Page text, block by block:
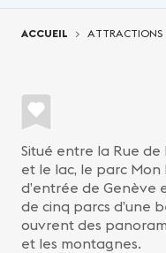
ACCUEIL ATTRACTIONS
Situé entre la Rue de
et le lac, le parc
d’entrée de Genève
de cinq parcs d’une
ouvrent des
et les montagnes.